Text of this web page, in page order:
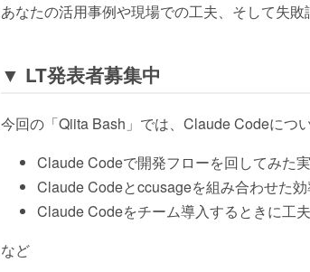
あなたの活用事例や現場での工夫、そして失敗
▼ LT発表者募集中
今回の「Qiita Bash」では、Claude Codeにつ
Claude Codeで開発フローを回してみた
Claude Codeとccusageを組み合わせた
Claude Codeをチーム導入するときに工
など